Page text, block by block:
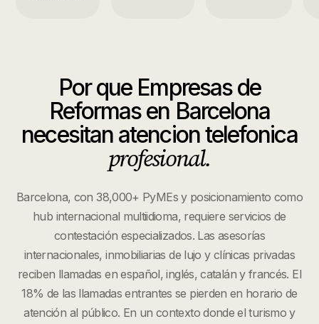
Por que Empresas de
Reformasen Barcelona
necesitan atencion telefonica
profesional.
Barcelona, con 38,000+ PyMEs y posicionamiento como
hub internacional multiidioma, requiere servicios de
contestación especializados. Las asesorías
internacionales, inmobiliarias de lujo y clínicas privadas
reciben llamadas en español, inglés, catalán y francés. El
18% de las llamadas entrantes se pierden en horario de
atención al público. En un contexto donde el turismo y